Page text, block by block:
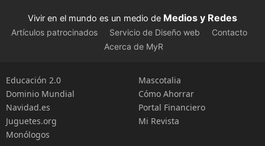
Vivir en el mundo es un medio de Medios y Redes
Artículos patrocinados Servicio de Diseño web
Contacto
Acerca de MyR
Educación 2.0
Dominio Mundial
Navidad.es
Juguetes.org
Monólogos
Mascotalia
Cómo Ahorrar
Portal Financiero
Mi Revista